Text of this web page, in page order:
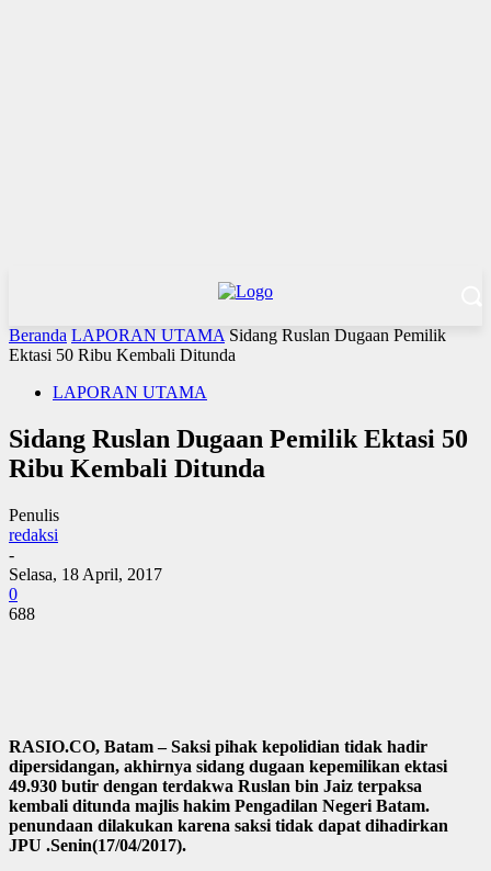
Beranda LAPORAN UTAMA Sidang Ruslan Dugaan Pemilik
Ektasi 50 Ribu Kembali Ditunda
LAPORAN UTAMA
Sidang Ruslan Dugaan Pemilik Ektasi 50
Ribu Kembali Ditunda
Penulis
redaksi
-
Selasa, 18 April, 2017
0
688
RASIO.CO, Batam – Saksi pihak kepolidian tidak hadir
dipersidangan, akhirnya sidang dugaan kepemilikan ektasi
49.930 butir dengan terdakwa Ruslan bin Jaiz terpaksa
kembali ditunda majlis hakim Pengadilan Negeri Batam.
penundaan dilakukan karena saksi tidak dapat dihadirkan
JPU .Senin(17/04/2017).